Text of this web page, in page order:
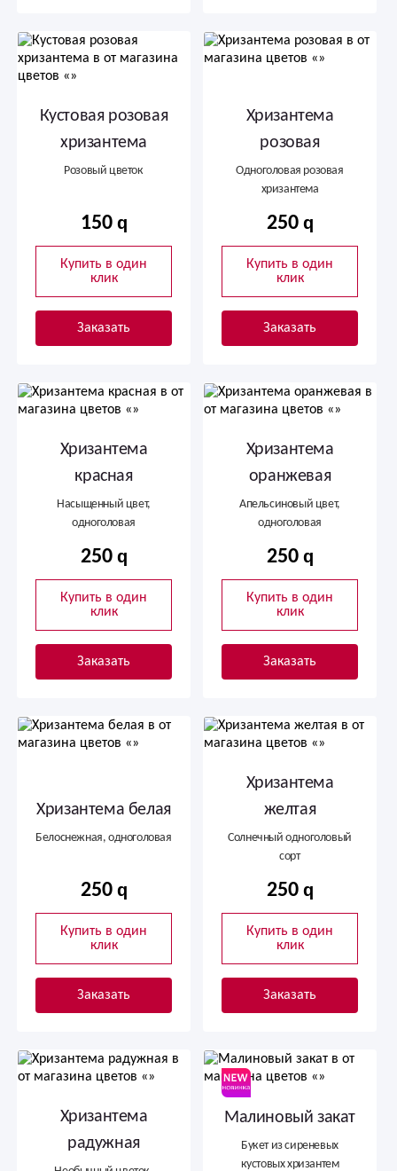
Кустовая розовая
хризантема
Розовый цветок
150
Купить в один
клик
Заказать
Хризантема
розовая
Одноголовая розовая
хризантема
250
Купить в один
клик
Заказать
Хризантема
красная
Насыщенный цвет,
одноголовая
250
Купить в один
клик
Заказать
Хризантема
оранжевая
Апельсиновый цвет,
одноголовая
250
Купить в один
клик
Заказать
Хризантема белая
Белоснежная, одноголовая
250
Купить в один
клик
Заказать
Хризантема
желтая
Солнечный одноголовый
сорт
250
Купить в один
клик
Заказать
Хризантема
радужная
Малиновый закат
Букет из сиреневых
кустовых хризантем